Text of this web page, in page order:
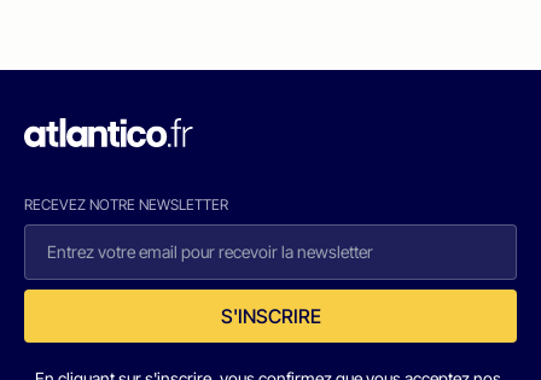
RECEVEZ NOTRE NEWSLETTER
S'INSCRIRE